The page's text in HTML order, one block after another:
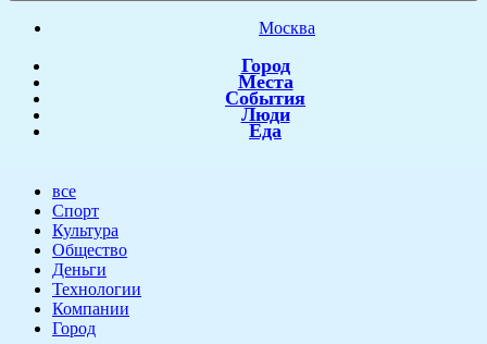
Москва
Город
Места
События
Люди
Еда
все
Спорт
Культура
Общество
Деньги
Технологии
Компании
Город